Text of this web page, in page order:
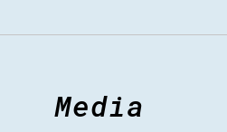
Media